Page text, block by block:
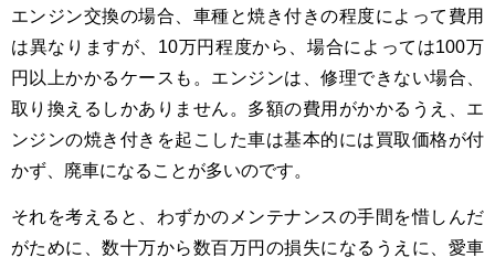
エンジン交換の場合、車種と焼き付きの程度によって費用
は異なりますが、10万円程度から、場合によっては100万
円以上かかるケースも。エンジンは、修理できない場合、
取り換えるしかありません。多額の費用がかかるうえ、エ
ンジンの焼き付きを起こした車は基本的には買取価格が付
かず、廃車になることが多いのです。
それを考えると、わずかのメンテナンスの手間を惜しんだ
がために、数十万から数百万円の損失になるうえに、愛車